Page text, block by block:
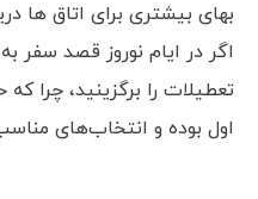
بهای بیشتری برای اتاق ها
اگر در ایام نوروز قصد سفر
تعطیلات را برگزینید، چرا
اول بوده و انتخاب‌های